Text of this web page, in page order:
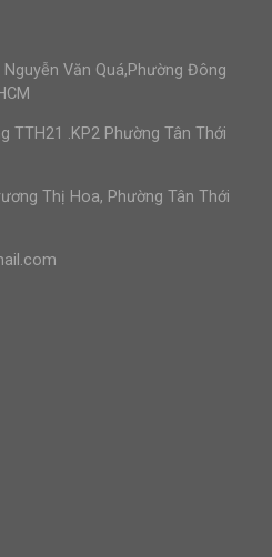
Văn Quá,Phường Đông
TTH21 .KP2 Phường Tân Thới
Thị Hoa, Phường Tân Thới